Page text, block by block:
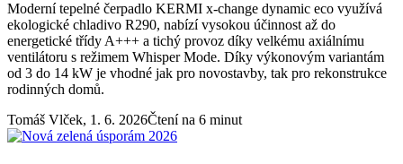
Moderní tepelné čerpadlo KERMI x-change dynamic eco využívá
ekologické chladivo R290, nabízí vysokou účinnost až do
energetické třídy A+++ a tichý provoz díky velkému axiálnímu
ventilátoru s režimem Whisper Mode. Díky výkonovým variantám
od 3 do 14 kW je vhodné jak pro novostavby, tak pro rekonstrukce
rodinných domů.
Tomáš Vlček, 1. 6. 2026Čtení na 6 minut